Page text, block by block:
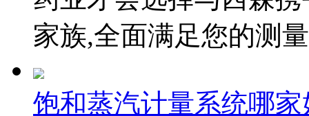
家族,全面满足您的测
饱和蒸汽计量系统哪